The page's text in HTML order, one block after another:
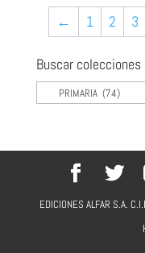
← 1 2 3
Buscar colecciones
EDICIONES ALFAR S.A.